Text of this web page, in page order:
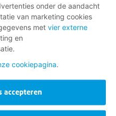
onder de aandacht
van marketing cookies
met vier externe
en
cookiepagina.
accepteren